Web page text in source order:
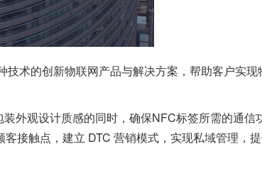
术的创新物联网产品与解决方案，帮助客户实
外观设计质感的同时，确保NFC标签所需的通信
接触点，建立 DTC 营销模式，实现私域管理，